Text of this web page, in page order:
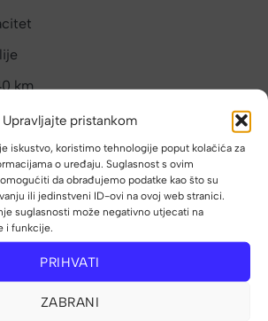
Upravljajte pristankom
iskustvo, koristimo tehnologije poput kolačića za
o uređaju. Suglasnost s ovim
da obrađujemo podatke kao što su
ili jedinstveni ID-ovi na ovoj web stranici.
suglasnosti može negativno utjecati na
i funkcije.
PRIHVATI
ZABRANI
km
– maksimalna stabilnost i
Urbanbiker UB400B MTB E-
suspension sustav
udarce i neravnine,
stabilnost na kamenitim, šumskim i